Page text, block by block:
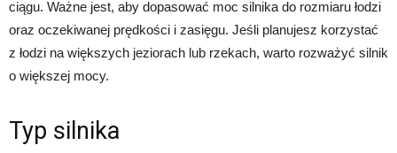
ciągu. Ważne jest, aby dopasować moc silnika do rozmiaru łodzi
oraz oczekiwanej prędkości i zasięgu. Jeśli planujesz korzystać
z łodzi na większych jeziorach lub rzekach, warto rozważyć silnik
o większej mocy.
Typ silnika